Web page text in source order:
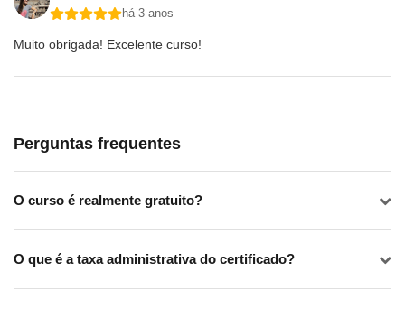
há 3 anos
Muito obrigada! Excelente curso!
Perguntas frequentes
O curso é realmente gratuito?
O que é a taxa administrativa do certificado?